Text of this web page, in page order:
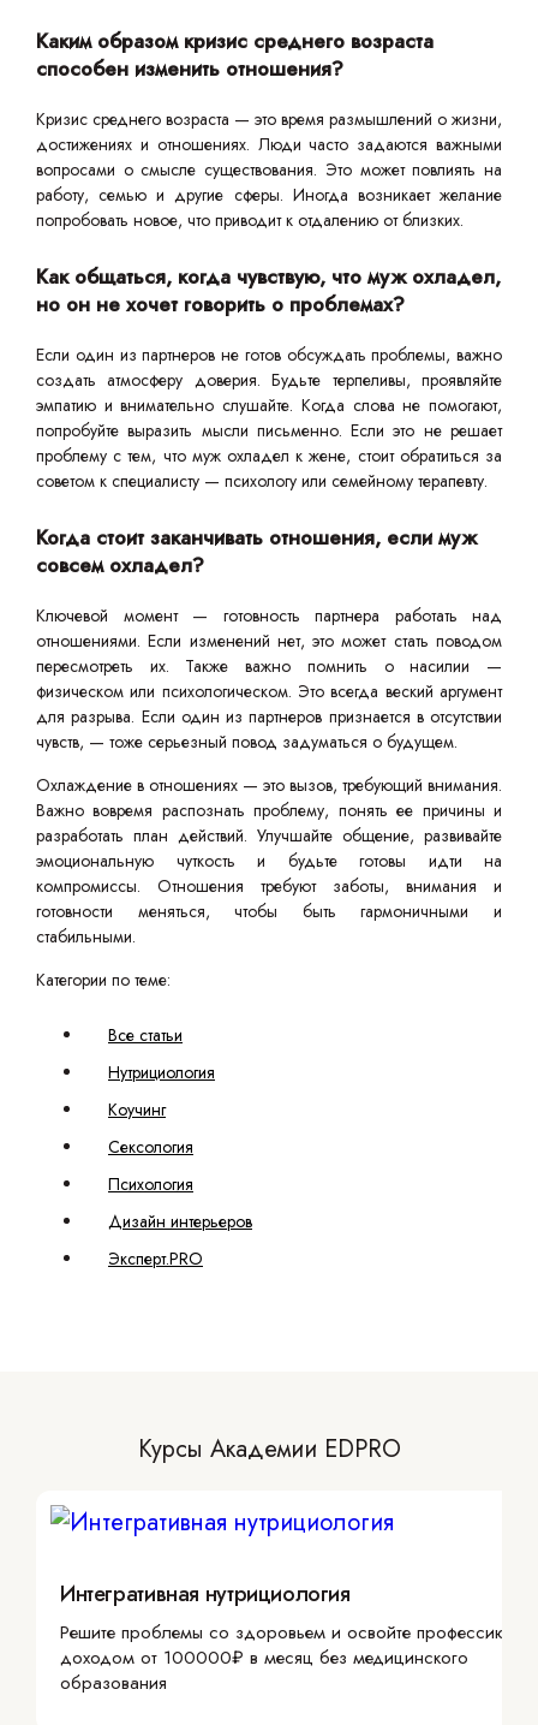
Каким образом кризис среднего возраста
способен изменить отношения?
Кризис среднего возраста — это время размышлений о жизни,
достижениях и отношениях. Люди часто задаются важными
вопросами о смысле существования. Это может повлиять на
работу, семью и другие сферы. Иногда возникает желание
попробовать новое, что приводит к отдалению от близких.
Как общаться, когда чувствую, что муж охладел,
но он не хочет говорить о проблемах?
Если один из партнеров не готов обсуждать проблемы, важно
создать атмосферу доверия. Будьте терпеливы, проявляйте
эмпатию и внимательно слушайте. Когда слова не помогают,
попробуйте выразить мысли письменно. Если это не решает
проблему с тем, что муж охладел к жене, стоит обратиться за
советом к специалисту — психологу или семейному терапевту.
Когда стоит заканчивать отношения, если муж
совсем охладел?
Ключевой момент — готовность партнера работать над
отношениями. Если изменений нет, это может стать поводом
пересмотреть их. Также важно помнить о насилии —
физическом или психологическом. Это всегда веский аргумент
для разрыва. Если один из партнеров признается в отсутствии
чувств, — тоже серьезный повод задуматься о будущем.
Охлаждение в отношениях — это вызов, требующий внимания.
Важно вовремя распознать проблему, понять ее причины и
разработать план действий. Улучшайте общение, развивайте
эмоциональную чуткость и будьте готовы идти на
компромиссы. Отношения требуют заботы, внимания и
готовности меняться, чтобы быть гармоничными и
стабильными.
Категории по теме:
Все статьи
Нутрициология
Коучинг
Сексология
Психология
Дизайн интерьеров
Эксперт.PRO
Курсы Академии EDPRO
Интегративная нутрициология
Решите проблемы со здоровьем и освойте профессию с
доходом от 100000₽ в месяц без медицинского
образования